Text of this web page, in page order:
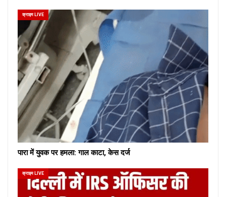
क्राइम LIVE
पारा में युवक पर हमला: गाल काटा, केस दर्ज
क्राइम LIVE